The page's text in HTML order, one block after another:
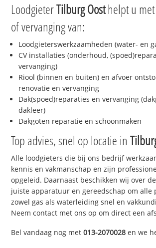
LoodgieterTilburg Oosthelpt u
of vervanging van:
Loodgieterswerkzaamheden (water- en
CV installaties (onderhoud,
vervanging)
Riool (binnen en buiten) en afvoer
renovatie en vervanging
Dak(spoed)reparaties en vervanging
dakleer)
Dakgoten reparatie en schoonmaken
Top advies, snel op locatie in
Alle loodgieters die bij ons bedrijf
kennis en vakmanschap en zijn
opgeleid. Daarnaast beschikken wij over
juiste apparatuur en gereedschap om alle
zowel gas als waterleiding snel en
Neem contact met ons op om direct een
Bel vandaag nog met013-2070028 en we